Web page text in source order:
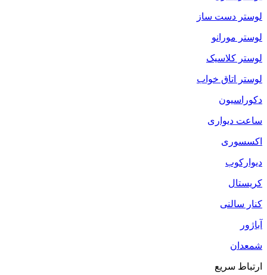
لوستر دست ساز
لوستر مورانو
لوستر کلاسیک
لوستر اتاق خواب
دکوراسیون
ساعت دیواری
اکسسوری
دیوارکوب
کریستال
کنار سالنی
آباژور
شمعدان
ارتباط سریع